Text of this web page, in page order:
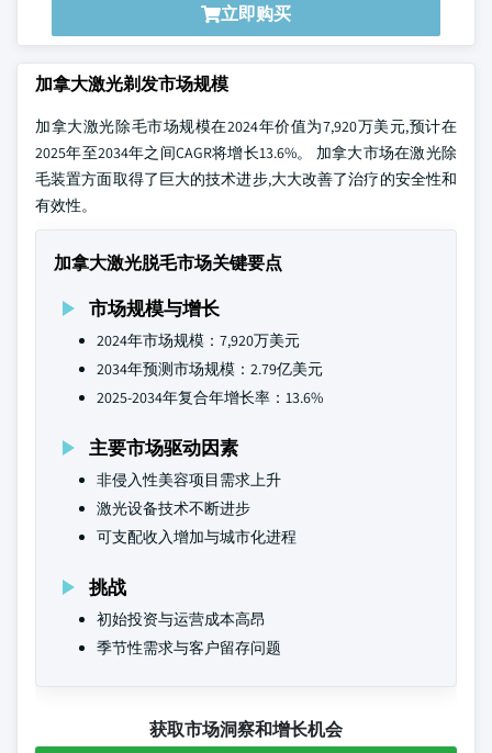
立即购买
加拿大激光剃发市场规模
加拿大激光除毛市场规模在2024年价值为7,920万美元,预计在
2025年至2034年之间CAGR将增长13.6%。 加拿大市场在激光除
毛装置方面取得了巨大的技术进步,大大改善了治疗的安全性和
有效性。
加拿大激光脱毛市场关键要点
市场规模与增长
2024年市场规模：7,920万美元
2034年预测市场规模：2.79亿美元
2025-2034年复合年增长率：13.6%
主要市场驱动因素
非侵入性美容项目需求上升
激光设备技术不断进步
可支配收入增加与城市化进程
挑战
初始投资与运营成本高昂
季节性需求与客户留存问题
获取市场洞察和增长机会